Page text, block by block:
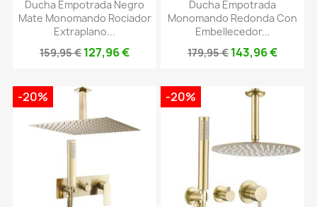
Ducha Empotrada Negro
Mate Monomando Rociador
Extraplano...
159,95 € 127,96 €
Ducha Empotrada
Monomando Redonda Con
Embellecedor...
179,95 € 143,96 €
-20% -20%